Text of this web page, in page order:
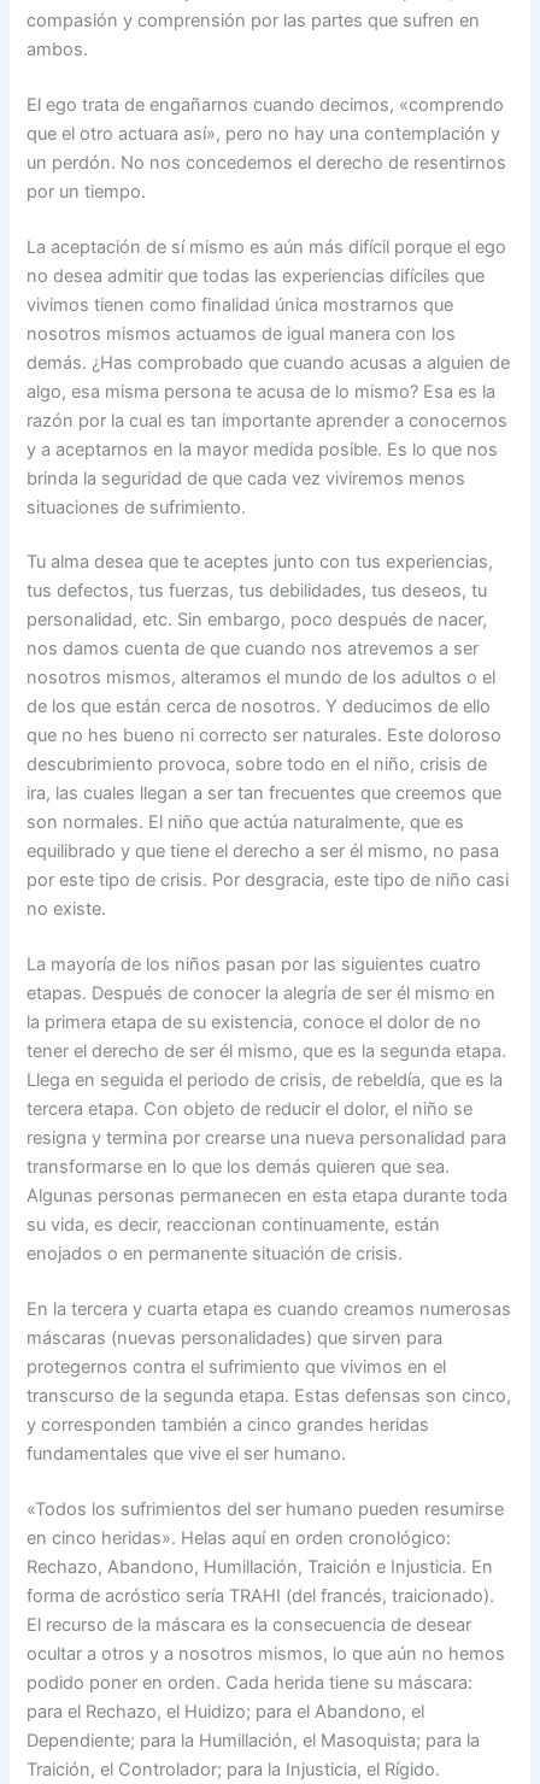
compasión y comprensión por las partes que sufren en
ambos.
El ego trata de engañarnos cuando decimos, «comprendo
que el otro actuara así», pero no hay una contemplación y
un perdón. No nos concedemos el derecho de resentirnos
por un tiempo.
La aceptación de sí mismo es aún más difícil porque el ego
no desea admitir que todas las experiencias difíciles que
vivimos tienen como finalidad única mostrarnos que
nosotros mismos actuamos de igual manera con los
demás. ¿Has comprobado que cuando acusas a alguien de
algo, esa misma persona te acusa de lo mismo? Esa es la
razón por la cual es tan importante aprender a conocernos
y a aceptarnos en la mayor medida posible. Es lo que nos
brinda la seguridad de que cada vez viviremos menos
situaciones de sufrimiento.
Tu alma desea que te aceptes junto con tus experiencias,
tus defectos, tus fuerzas, tus debilidades, tus deseos, tu
personalidad, etc. Sin embargo, poco después de nacer,
nos damos cuenta de que cuando nos atrevemos a ser
nosotros mismos, alteramos el mundo de los adultos o el
de los que están cerca de nosotros. Y deducimos de ello
que no hes bueno ni correcto ser naturales. Este doloroso
descubrimiento provoca, sobre todo en el niño, crisis de
ira, las cuales llegan a ser tan frecuentes que creemos que
son normales. El niño que actúa naturalmente, que es
equilibrado y que tiene el derecho a ser él mismo, no pasa
por este tipo de crisis. Por desgracia, este tipo de niño casi
no existe.
La mayoría de los niños pasan por las siguientes cuatro
etapas. Después de conocer la alegría de ser él mismo en
la primera etapa de su existencia, conoce el dolor de no
tener el derecho de ser él mismo, que es la segunda etapa.
Llega en seguida el periodo de crisis, de rebeldía, que es la
tercera etapa. Con objeto de reducir el dolor, el niño se
resigna y termina por crearse una nueva personalidad para
transformarse en lo que los demás quieren que sea.
Algunas personas permanecen en esta etapa durante toda
su vida, es decir, reaccionan continuamente, están
enojados o en permanente situación de crisis.
En la tercera y cuarta etapa es cuando creamos numerosas
máscaras (nuevas personalidades) que sirven para
protegernos contra el sufrimiento que vivimos en el
transcurso de la segunda etapa. Estas defensas son cinco,
y corresponden también a cinco grandes heridas
fundamentales que vive el ser humano.
«Todos los sufrimientos del ser humano pueden resumirse
en cinco heridas». Helas aquí en orden cronológico:
Rechazo, Abandono, Humillación, Traición e Injusticia. En
forma de acróstico sería TRAHI (del francés, traicionado).
El recurso de la máscara es la consecuencia de desear
ocultar a otros y a nosotros mismos, lo que aún no hemos
podido poner en orden. Cada herida tiene su máscara:
para el Rechazo, el Huidizo; para el Abandono, el
Dependiente; para la Humillación, el Masoquista; para la
Traición, el Controlador; para la Injusticia, el Rígido.